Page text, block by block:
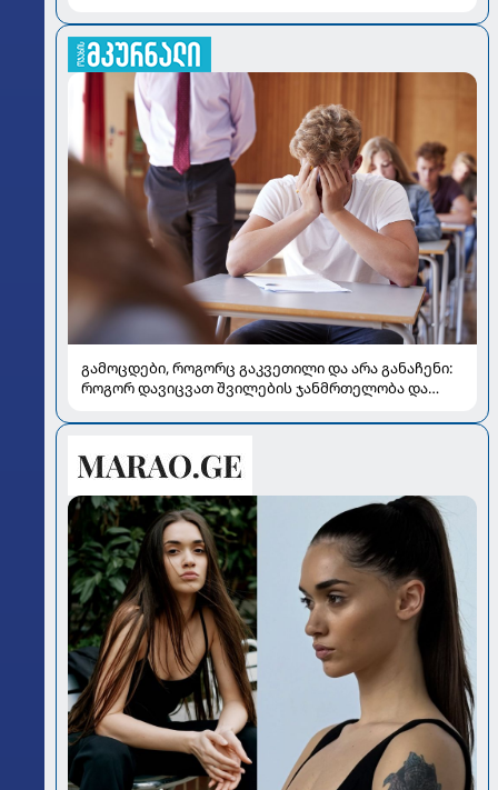
გამოცდები, როგორც გაკვეთილი და არა განაჩენი:
როგორ დავიცვათ შვილების ჯანმრთელობა და